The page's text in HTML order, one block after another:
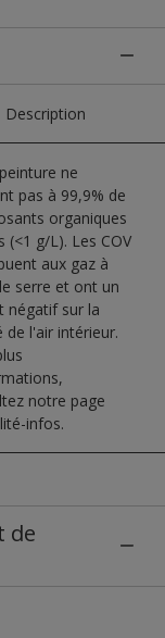
Description
ne
pas à 99,9% de
organiques
(<1 g/L). Les COV
aux gaz à
serre et ont un
négatif sur la
de l'air intérieur.
notre page
infos.
de